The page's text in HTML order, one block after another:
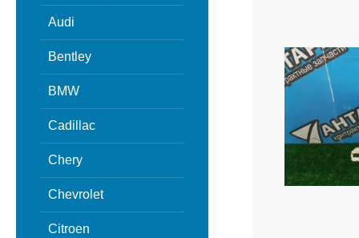
Audi
Bentley
BMW
Cadillac
Chery
Chevrolet
Citroen